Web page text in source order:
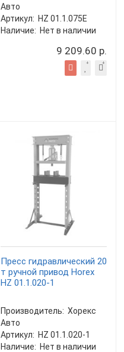
Авто
Артикул: HZ 01.1.075E
Наличие: Нет в наличии
9 209.60 р.
Пресс гидравлический 20
т ручной привод Horex
HZ 01.1.020-1
Производитель: Хорекс
Авто
Артикул: HZ 01.1.020-1
Наличие: Нет в наличии